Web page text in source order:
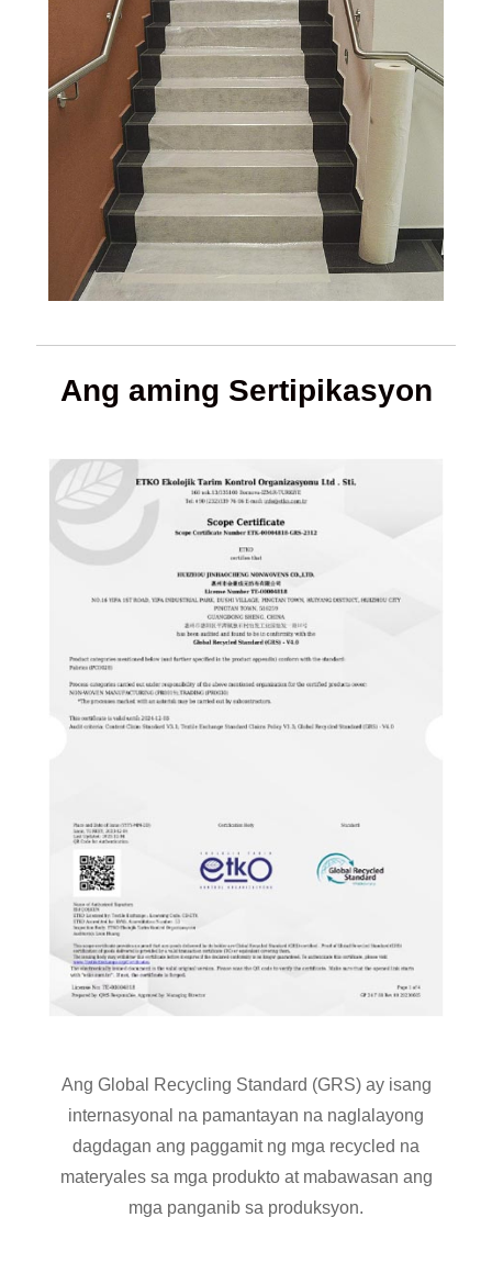
Ang aming Sertipikasyon
Ang Global Recycling Standard (GRS) ay isang
internasyonal na pamantayan na naglalayong
dagdagan ang paggamit ng mga recycled na
materyales sa mga produkto at mabawasan ang
mga panganib sa produksyon.